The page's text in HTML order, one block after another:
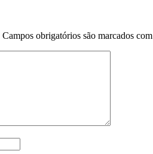
Campos obrigatórios são marcados com